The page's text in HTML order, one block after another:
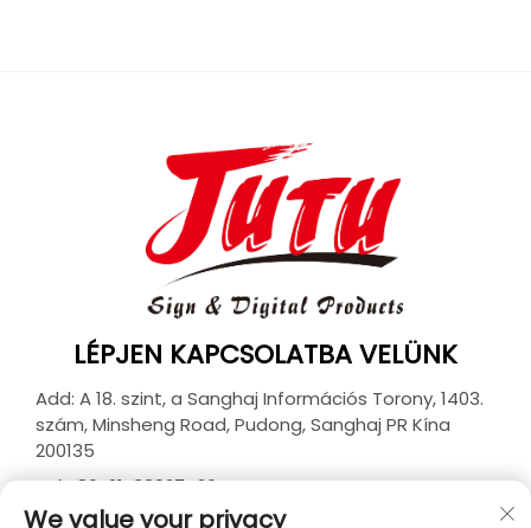
LÉPJEN KAPCSOLATBA VELÜNK
Add: A 18. szint, a Sanghaj Információs Torony, 1403.
szám, Minsheng Road, Pudong, Sanghaj PR Kína
200135
Tel:+86-21-33927426
E-mail:[email protected]
We value your privacy